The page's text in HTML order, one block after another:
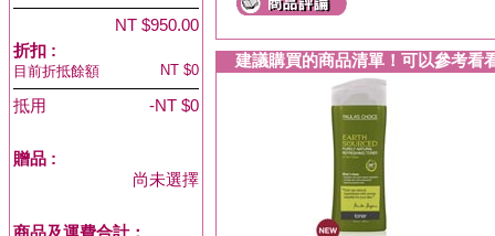
NT $950.00
折扣 :
目前折抵餘額 NT $0
抵用 -NT $0
贈品 :
尚未選擇
商品及運費合計：
建議購買的商品清單！可以參考看